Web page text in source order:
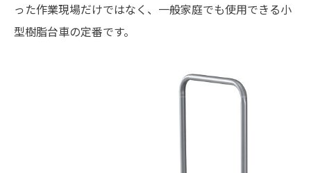
った作業現場だけではなく、一般家庭でも使用できる小
型樹脂台車の定番です。